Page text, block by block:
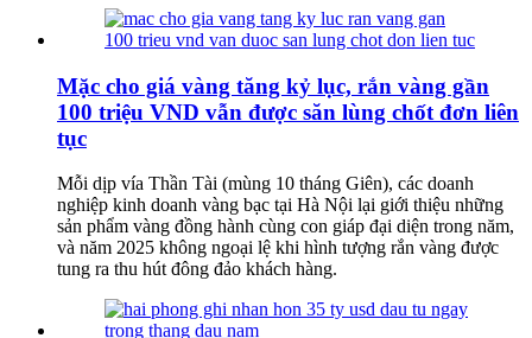
Mặc cho giá vàng tăng kỷ lục, rắn vàng gần
100 triệu VND vẫn được săn lùng chốt đơn liên
tục
Mỗi dịp vía Thần Tài (mùng 10 tháng Giên), các doanh
nghiệp kinh doanh vàng bạc tại Hà Nội lại giới thiệu những
sản phẩm vàng đồng hành cùng con giáp đại diện trong năm,
và năm 2025 không ngoại lệ khi hình tượng rắn vàng được
tung ra thu hút đông đảo khách hàng.